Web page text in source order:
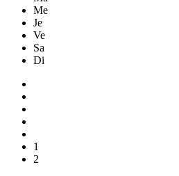
Me
Je
Ve
Sa
Di
1
2